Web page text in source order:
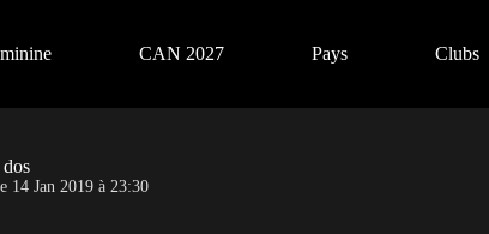
CAN 2027 Pays Clubs
14 Jan 2019 à 23:30